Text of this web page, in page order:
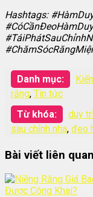
Hashtags:
Danh mục:
răng, Tin tức
Từ khóa:
duy
sau chỉnh nha, đeo
Bài viết liên quan